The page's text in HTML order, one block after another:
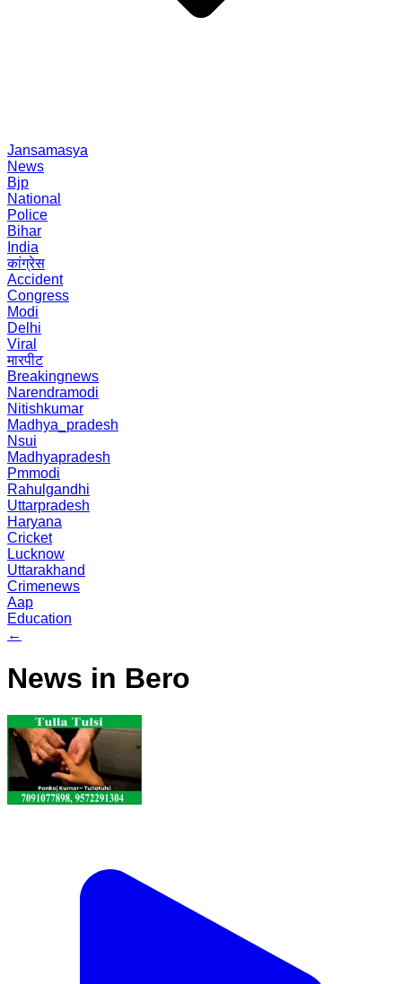
Jansamasya
News
Bjp
National
Police
Bihar
India
कांग्रेस
Accident
Congress
Modi
Delhi
Viral
मारपीट
Breakingnews
Narendramodi
Nitishkumar
Madhya_pradesh
Nsui
Madhyapradesh
Pmmodi
Rahulgandhi
Uttarpradesh
Haryana
Cricket
Lucknow
Uttarakhand
Crimenews
Aap
Education
←
News in Bero